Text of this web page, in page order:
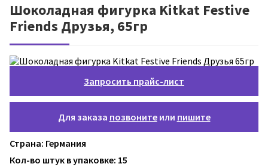
Шоколадная фигурка Kitkat Festive
Friends Друзья, 65гр
Запросить прайс-лист
Для заказа позвонитеили пишите
Страна: Германия
Кол-во штук в упаковке: 15